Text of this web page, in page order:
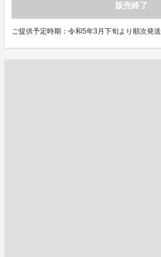
販売終了
ご提供予定時期：令和5年3月下旬より順次発送